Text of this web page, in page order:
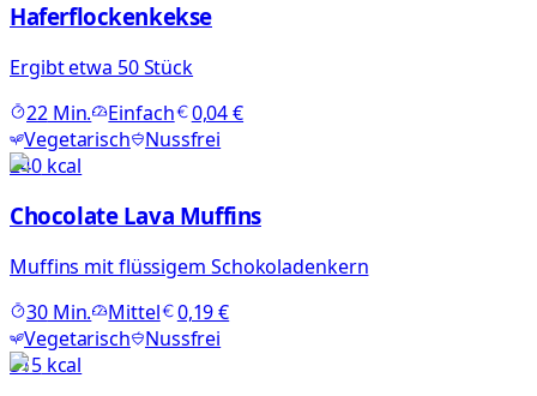
Haferflockenkekse
Ergibt etwa 50 Stück
22Min. Einfach
0,04 €
Vegetarisch
Nussfrei
240kcal
Chocolate Lava Muffins
Muffins mit flüssigem Schokoladenkern
30Min. Mittel
0,19 €
Vegetarisch
Nussfrei
315kcal